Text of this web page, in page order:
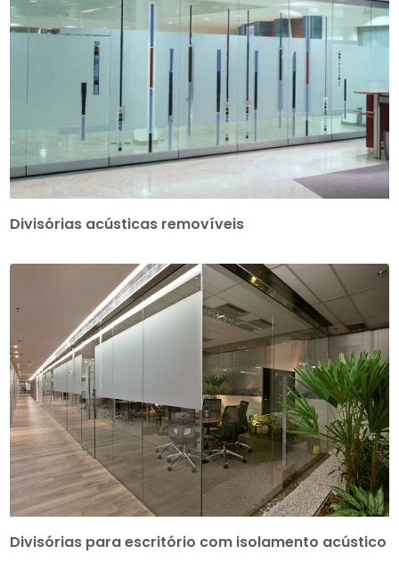
Divisórias acústicas removíveis
Divisórias para escritório com isolamento acústico